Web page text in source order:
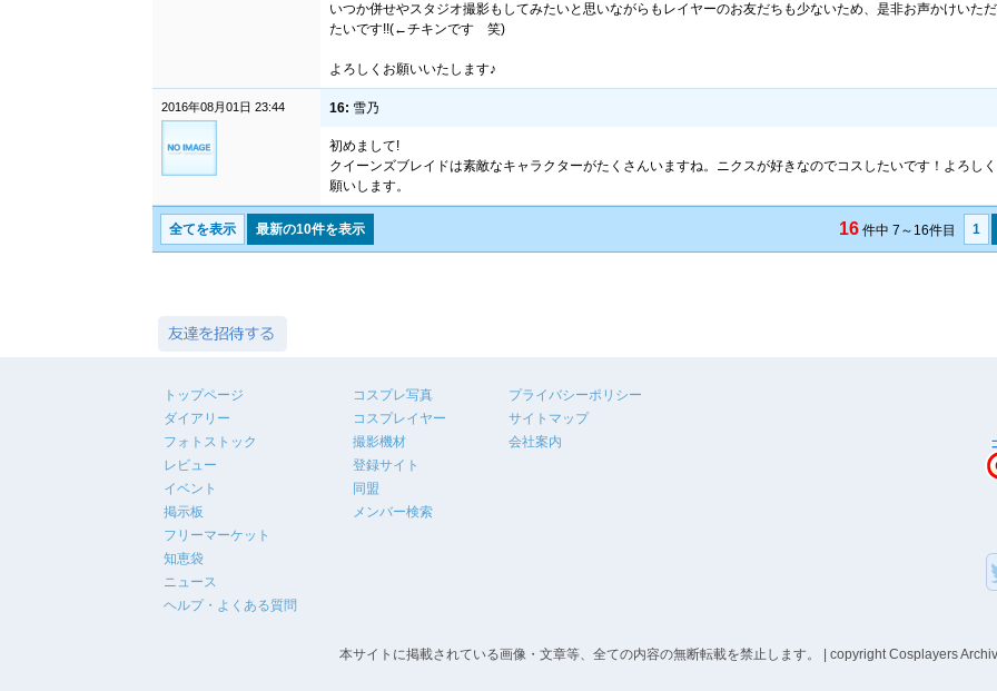
いつか併せやスタジオ撮影もしてみたいと思いながらもレイヤーのお友だちも少ないため、是非お声かけいた
たいです!!(←チキンです 笑)
よろしくお願いいたします♪
2016年08月01日 23:44 16: 雪乃
初めまして!
クイーンズブレイドは素敵なキャラクターがたくさんいますね。ニクスが好きなのでコスしたいです！よろし
願いします。
全てを表示 最新の10件を表示 16 件中 7～16件目 1
トップページ
ダイアリー
フォトストック
レビュー
イベント
掲示板
フリーマーケット
知恵袋
ニュース
ヘルプ・よくある質問
コスプレ写真
コスプレイヤー
撮影機材
登録サイト
同盟
メンバー検索
プライバシーポリシー
サイトマップ
会社案内
本サイトに掲載されている画像・文章等、全ての内容の無断転載を禁止します。 | copyright Cosplayers